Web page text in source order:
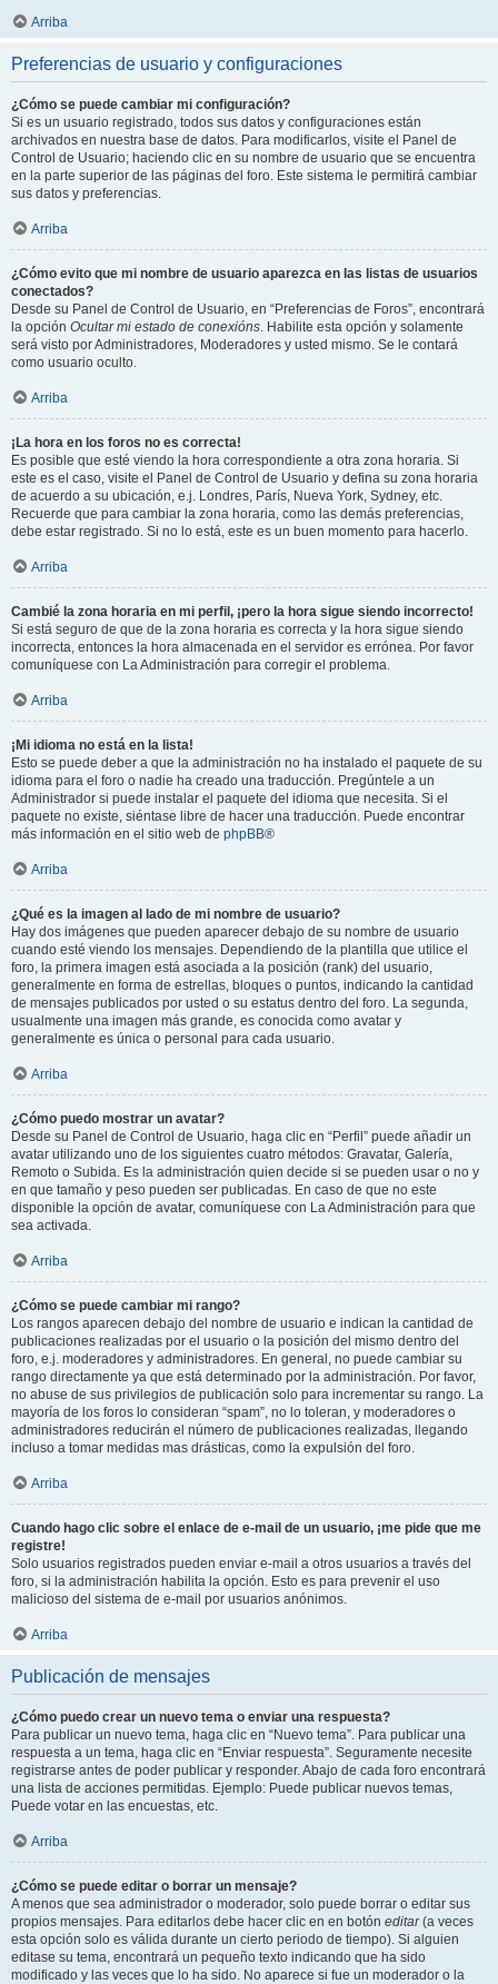
Arriba
Preferencias de usuario y configuraciones
¿Cómo se puede cambiar mi configuración?
Si es un usuario registrado, todos sus datos y configuraciones están
archivados en nuestra base de datos. Para modificarlos, visite el Panel de
Control de Usuario; haciendo clic en su nombre de usuario que se encuentra
en la parte superior de las páginas del foro. Este sistema le permitirá cambiar
sus datos y preferencias.
Arriba
¿Cómo evito que mi nombre de usuario aparezca en las listas de usuarios
conectados?
Desde su Panel de Control de Usuario, en “Preferencias de Foros”, encontrará
la opción Ocultar mi estado de conexións. Habilite esta opción y solamente
será visto por Administradores, Moderadores y usted mismo. Se le contará
como usuario oculto.
Arriba
¡La hora en los foros no es correcta!
Es posible que esté viendo la hora correspondiente a otra zona horaria. Si
este es el caso, visite el Panel de Control de Usuario y defina su zona horaria
de acuerdo a su ubicación, e.j. Londres, París, Nueva York, Sydney, etc.
Recuerde que para cambiar la zona horaria, como las demás preferencias,
debe estar registrado. Si no lo está, este es un buen momento para hacerlo.
Arriba
Cambié la zona horaria en mi perfil, ¡pero la hora sigue siendo incorrecto!
Si está seguro de que de la zona horaria es correcta y la hora sigue siendo
incorrecta, entonces la hora almacenada en el servidor es errónea. Por favor
comuníquese con La Administración para corregir el problema.
Arriba
¡Mi idioma no está en la lista!
Esto se puede deber a que la administración no ha instalado el paquete de su
idioma para el foro o nadie ha creado una traducción. Pregúntele a un
Administrador si puede instalar el paquete del idioma que necesita. Si el
paquete no existe, siéntase libre de hacer una traducción. Puede encontrar
más información en el sitio web de phpBB®
Arriba
¿Qué es la imagen al lado de mi nombre de usuario?
Hay dos imágenes que pueden aparecer debajo de su nombre de usuario
cuando esté viendo los mensajes. Dependiendo de la plantilla que utilice el
foro, la primera imagen está asociada a la posición (rank) del usuario,
generalmente en forma de estrellas, bloques o puntos, indicando la cantidad
de mensajes publicados por usted o su estatus dentro del foro. La segunda,
usualmente una imagen más grande, es conocida como avatar y
generalmente es única o personal para cada usuario.
Arriba
¿Cómo puedo mostrar un avatar?
Desde su Panel de Control de Usuario, haga clic en “Perfil” puede añadir un
avatar utilizando uno de los siguientes cuatro métodos: Gravatar, Galería,
Remoto o Subida. Es la administración quien decide si se pueden usar o no y
en que tamaño y peso pueden ser publicadas. En caso de que no este
disponible la opción de avatar, comuníquese con La Administración para que
sea activada.
Arriba
¿Cómo se puede cambiar mi rango?
Los rangos aparecen debajo del nombre de usuario e indican la cantidad de
publicaciones realizadas por el usuario o la posición del mismo dentro del
foro, e.j. moderadores y administradores. En general, no puede cambiar su
rango directamente ya que está determinado por la administración. Por favor,
no abuse de sus privilegios de publicación solo para incrementar su rango. La
mayoría de los foros lo consideran “spam”, no lo toleran, y moderadores o
administradores reducirán el número de publicaciones realizadas, llegando
incluso a tomar medidas mas drásticas, como la expulsión del foro.
Arriba
Cuando hago clic sobre el enlace de e-mail de un usuario, ¡me pide que me
registre!
Solo usuarios registrados pueden enviar e-mail a otros usuarios a través del
foro, si la administración habilita la opción. Esto es para prevenir el uso
malicioso del sistema de e-mail por usuarios anónimos.
Arriba
Publicación de mensajes
¿Cómo puedo crear un nuevo tema o enviar una respuesta?
Para publicar un nuevo tema, haga clic en “Nuevo tema”. Para publicar una
respuesta a un tema, haga clic en “Enviar respuesta”. Seguramente necesite
registrarse antes de poder publicar y responder. Abajo de cada foro encontrará
una lista de acciones permitidas. Ejemplo: Puede publicar nuevos temas,
Puede votar en las encuestas, etc.
Arriba
¿Cómo se puede editar o borrar un mensaje?
A menos que sea administrador o moderador, solo puede borrar o editar sus
propios mensajes. Para editarlos debe hacer clic en en botón editar(a veces
esta opción solo es válida durante un cierto periodo de tiempo). Si alguien
editase su tema, encontrará un pequeño texto indicando que ha sido
modificado y las veces que lo ha sido. No aparece si fue un moderador o la